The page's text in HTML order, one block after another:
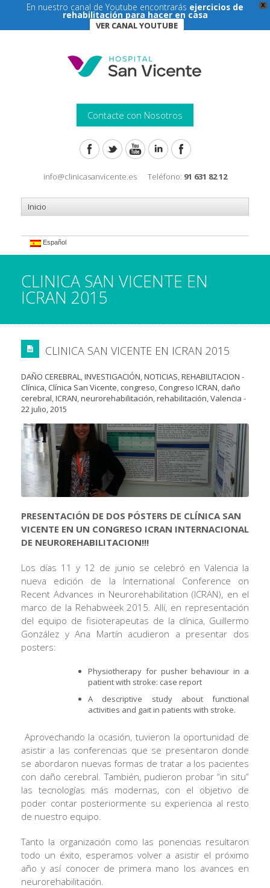
X
En nuestro canal de Youtube encontrarás ejercicios de
rehabilitación para hacer en casa
VER CANAL YOUTUBE
Contacte con Nosotros
info@clinicasanvicente.es Teléfono: 91 631 82 12
Español
CLINICA SAN VICENTE EN
ICRAN 2015
CLINICA SAN VICENTE EN ICRAN 2015
DAÑO CEREBRAL,INVESTIGACIÓN,NOTICIAS,REHABILITACION -
Clínica, Clínica San Vicente, congreso, Congreso ICRAN, daño
cerebral,ICRAN,neurorehabilitación,rehabilitación,Valencia -
22 julio, 2015
PRESENTACIÓN DE DOS PÓSTERS DE CLÍNICA SAN
VICENTE EN UN CONGRESO ICRAN INTERNACIONAL
DE NEUROREHABILITACION!!!
Los días 11 y 12 de junio se celebró en Valencia la
nueva edición de la International Conference on
Recent Advances in Neurorehabilitation (ICRAN), en el
marco de la Rehabweek 2015. Allí, en representación
del equipo de fisioterapeutas de la clínica, Guillermo
González y Ana Martín acudieron a presentar dos
posters:
Physiotherapy for pusher behaviour in a
patient with stroke: case report
A descriptive study about functional
activities and gait in patients with stroke.
Aprovechando la ocasión, tuvieron la oportunidad de
asistir a las conferencias que se presentaron donde
se abordaron nuevas formas de tratar a los pacientes
con daño cerebral. También, pudieron probar “in situ”
las tecnologías más modernas, con el objetivo de
poder contar posteriormente su experiencia al resto
de nuestro equipo.
Tanto la organización como las ponencias resultaron
todo un éxito, esperamos volver a asistir el próximo
año y así conocer de primera mano los avances en
neurorehabilitación.